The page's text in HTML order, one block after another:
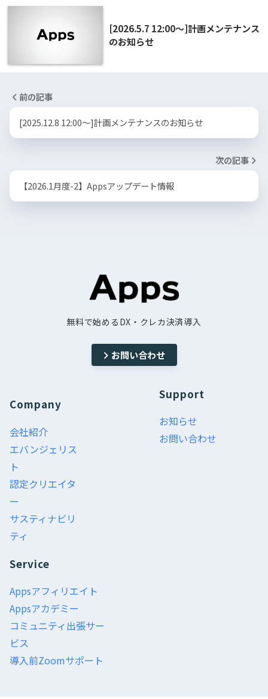
[2026.5.7 12:00～]計画メンテナンス
のお知らせ
前の記事
[2025.12.8 12:00～]計画メンテナンスのお知らせ
次の記事
【2026.1月度-2】Appsアップデート情報
無料で始めるDX・クレカ決済導入
お問い合わせ
Company
会社紹介
エバンジェリス
ト
認定クリエイタ
ー
サスティナビリ
ティ
Support
お知らせ
お問い合わせ
Service
Appsアフィリエイト
Appsアカデミー
コミュニティ出張サー
ビス
導入前Zoomサポート